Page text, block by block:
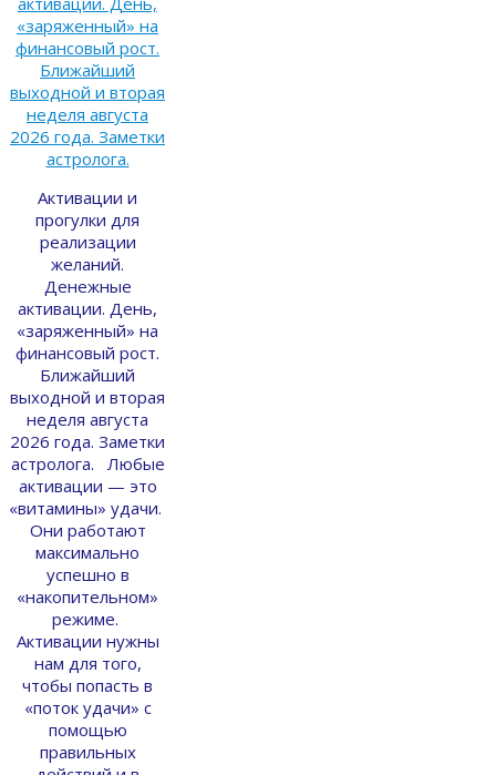
Активации и
прогулки для
реализации
желаний.
Денежные
активации. День,
«заряженный» на
финансовый рост.
Ближайший
выходной и вторая
неделя августа
2026 года. Заметки
астролога. Любые
активации — это
«витамины» удачи.
Они работают
максимально
успешно в
«накопительном»
режиме.
Активации нужны
нам для того,
чтобы попасть в
«поток удачи» с
помощью
правильных